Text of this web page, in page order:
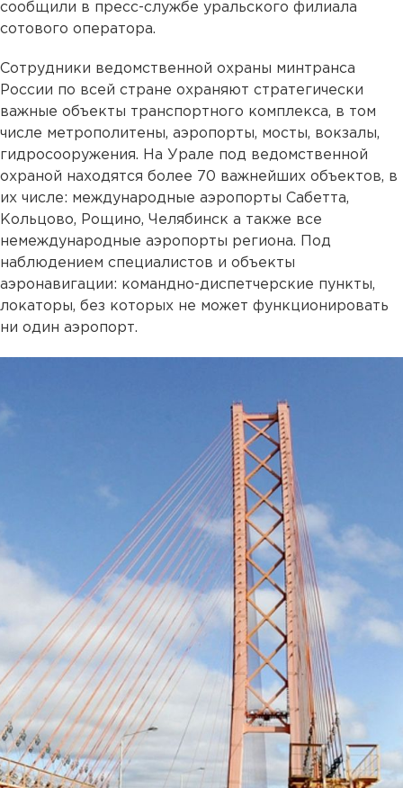
сообщили в пресс-службе уральского филиала
сотового оператора.
Сотрудники ведомственной охраны минтранса
России по всей стране охраняют стратегически
важные объекты транспортного комплекса, в том
числе метрополитены, аэропорты, мосты, вокзалы,
гидросооружения. На Урале под ведомственной
охраной находятся более 70 важнейших объектов, в
их числе: международные аэропорты Сабетта,
Кольцово, Рощино, Челябинск а также все
немеждународные аэропорты региона. Под
наблюдением специалистов и объекты
аэронавигации: командно-диспетчерские пункты,
локаторы, без которых не может функционировать
ни один аэропорт.